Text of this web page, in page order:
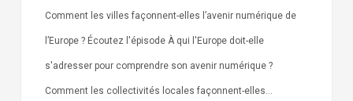
Comment les villes façonnent-elles l’avenir numérique de
l’Europe ? Écoutez l'épisode À qui l'Europe doit-elle
s'adresser pour comprendre son avenir numérique ?
Comment les collectivités locales façonnent-elles…